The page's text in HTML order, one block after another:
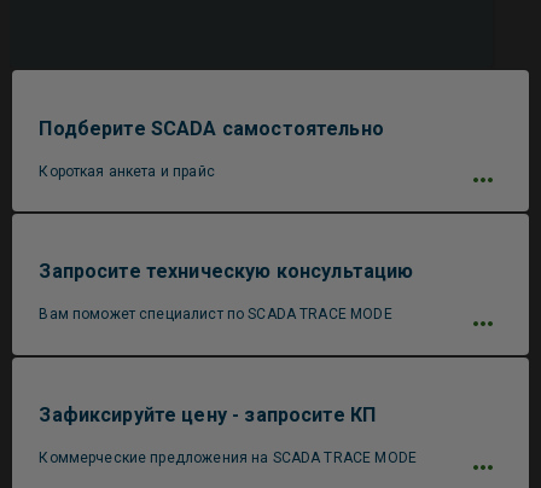
Подберите SCADA самостоятельно
Короткая анкета и прайс
Запросите техническую консультацию
Вам поможет специалист по SCADA TRACE MODE
Зафиксируйте цену - запросите КП
Коммерческие предложения на SCADA TRACE MODE